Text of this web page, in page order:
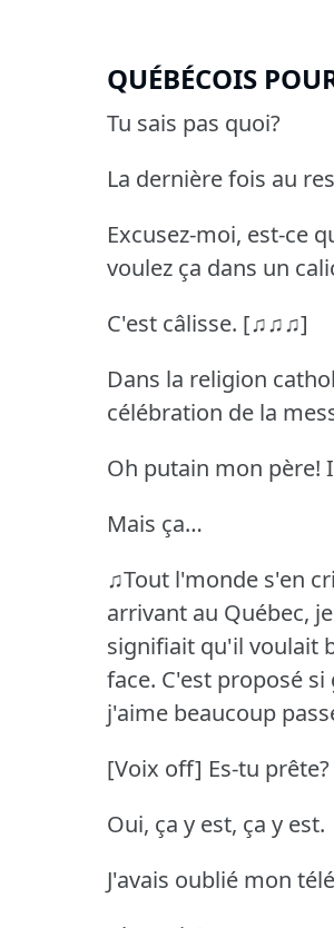
QUÉBÉCOIS
Tu sais pas quoi?
La dernière fois au
Excusez-moi, est-ce
voulez ça dans un
C'est câlisse. [♫♫♫]
Dans la religion
célébration de la
Oh putain mon père!
Mais ça…
♫Tout l'monde s'en
arrivant au Québec,
signifiait qu'il voulait
face. C'est proposé
j'aime beaucoup
[Voix off] Es-tu prête?
Oui, ça y est, ça y est.
J'avais oublié mon